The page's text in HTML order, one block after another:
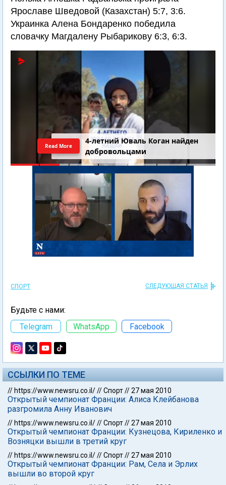
Ярославе Шведовой (Казахстан) 5:7, 3:6.
Украинка Алена Бондаренко победила
словачку Магдалену Рыбарикову 6:3, 6:3.
4-летний Юваль Коган найден
добровольцами
Read More
СПОРТ СЛЕДУЮЩАЯ СТАТЬЯ
Будьте с нами:
Telegram
WhatsApp Facebook
ССЫЛКИ ПО ТЕМЕ
// https://www.newsru.co.il///Спорт//27 мая 2010
Открытый чемпионат Франции: Алиса Клейбанова
разгромила Анну Иванович
// https://www.newsru.co.il///Спорт//27 мая 2010
Открытый чемпионат Франции: Кузнецова, Кириленко и
Возняцки вышли в третий круг
// https://www.newsru.co.il///Спорт//27 мая 2010
Открытый чемпионат Франции: Рам, Села и Эрлих
вышли во второй круг